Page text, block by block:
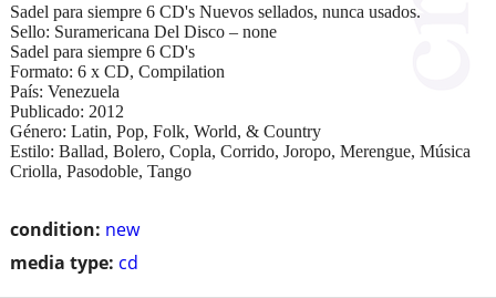
condition: new
media type: cd
Sadel para siempre 6 CD's Nuevos sellados, nunca usados.
Sello: Suramericana Del Disco – none
Sadel para siempre 6 CD's
Formato: 6 x CD, Compilation
País: Venezuela
Publicado: 2012
Género: Latin, Pop, Folk, World, & Country
Estilo: Ballad, Bolero, Copla, Corrido, Joropo, Merengue, Música
Criolla, Pasodoble, Tango